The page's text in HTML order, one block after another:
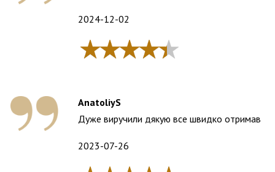
2024-12-02
AnatoliyS
Дуже виручили дякую все швидко отримав
2023-07-26